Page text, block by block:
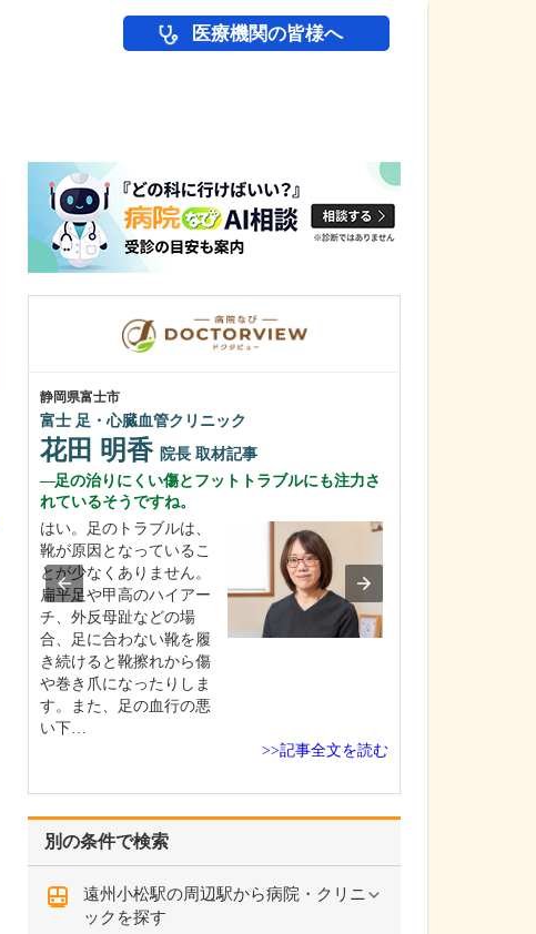
医療機関の皆様へ
別の条件で検索
遠州小松駅の周辺駅から病院・クリニ
ックを探す
静岡県富士市
富士 足・心臓血管クリニック
花田 明香 院長 取材記事
足の治りにくい傷とフットトラブルにも注力さ
れているそうですね。
はい。足のトラブルは、
靴が原因となっているこ
とが少なくありません。
扁平足や甲高のハイアー
チ、外反母趾などの場
合、足に合わない靴を履
き続けると靴擦れから傷
や巻き爪になったりしま
す。また、足の血行の悪
い下…
>>記事全文を読む